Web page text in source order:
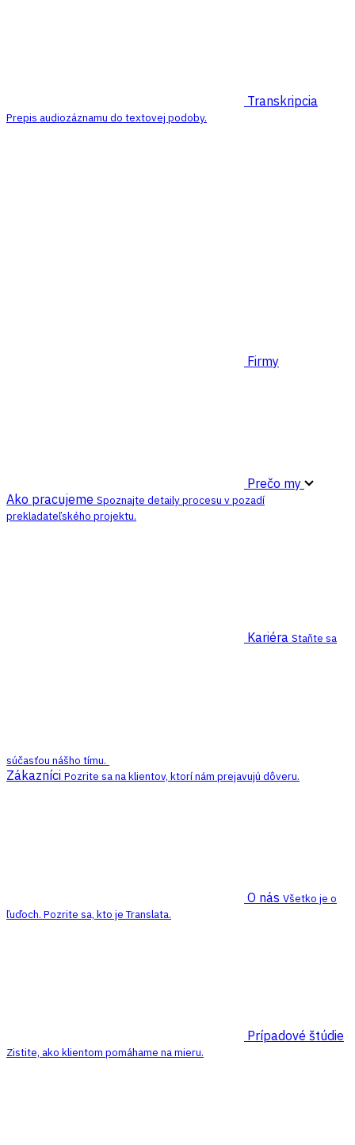
Transkripcia
Prepis audiozáznamu do textovej podoby.
Firmy
Prečo my
Ako pracujeme Spoznajte detaily procesu v pozadí
prekladateľského projektu.
Kariéra Staňte sa
súčasťou nášho tímu.
Zákazníci Pozrite sa na klientov, ktorí nám prejavujú dôveru.
O nás Všetko je o
ľuďoch. Pozrite sa, kto je Translata.
Prípadové štúdie
Zistite, ako klientom pomáhame na mieru.